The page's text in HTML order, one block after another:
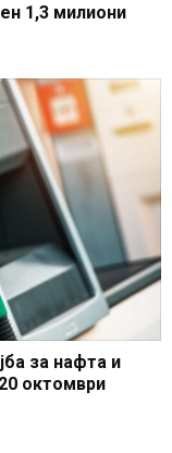
1,3 милиони
за нафта и
октомври